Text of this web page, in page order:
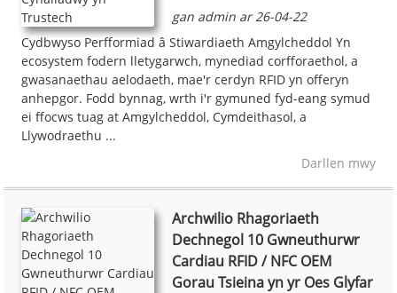
gan admin ar 26-04-22
Cydbwyso Perfformiad â Stiwardiaeth Amgylcheddol Yn
ecosystem fodern lletygarwch, mynediad corfforaethol, a
gwasanaethau aelodaeth, mae'r cerdyn RFID yn offeryn
anhepgor. Fodd bynnag, wrth i'r gymuned fyd-eang symud
ei ffocws tuag at Amgylcheddol, Cymdeithasol, a
Llywodraethu ...
Darllen mwy
Archwilio Rhagoriaeth
Dechnegol 10 Gwneuthurwr
Cardiau RFID / NFC OEM
Gorau Tsieina yn yr Oes Glyfar